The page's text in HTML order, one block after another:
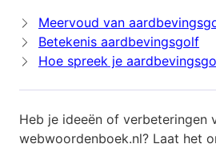
Meervoud van
Betekenis aardbevingsgolf
Hoe spreek je
Heb je ideeën of verbeteringen
webwoordenboek.nl? Laat het